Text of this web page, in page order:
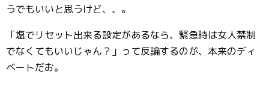
うでもいいと思うけど、、。
「塩でリセット出来る設定があるなら、緊急時は女人禁制
でなくてもいいじゃん？」って反論するのが、本来のディ
ベートだお。